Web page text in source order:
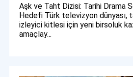
Aşk ve Taht Dizisi: Tarihi Drama
Hedefi Türk televizyon dünyası,
izleyici kitlesi için yeni birsoluk
amaçlay...